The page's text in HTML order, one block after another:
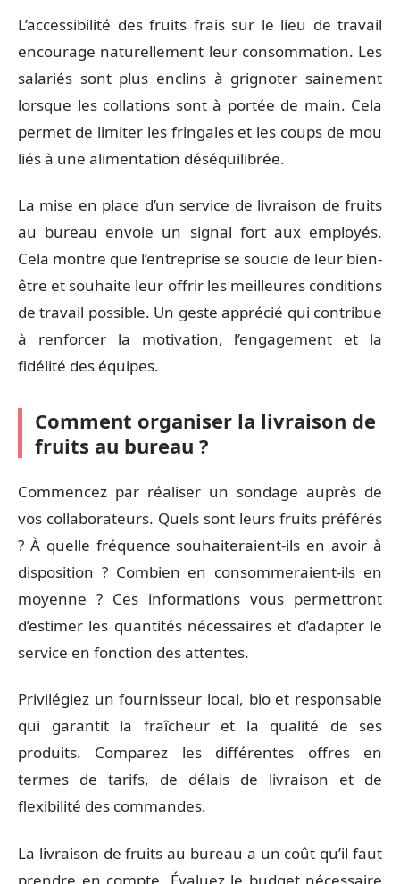
L’accessibilité des fruits frais sur le lieu de travail
encourage naturellement leur consommation. Les
salariés sont plus enclins à grignoter sainement
lorsque les collations sont à portée de main. Cela
permet de limiter les fringales et les coups de mou
liés à une alimentation déséquilibrée.
La mise en place d’un service de livraison de fruits
au bureau envoie un signal fort aux employés.
Cela montre que l’entreprise se soucie de leur bien-
être et souhaite leur offrir les meilleures conditions
de travail possible. Un geste apprécié qui contribue
à renforcer la motivation, l’engagement et la
fidélité des équipes.
Comment organiser la livraison de
fruits au bureau ?
Commencez par réaliser un sondage auprès de
vos collaborateurs. Quels sont leurs fruits préférés
? À quelle fréquence souhaiteraient-ils en avoir à
disposition ? Combien en consommeraient-ils en
moyenne ? Ces informations vous permettront
d’estimer les quantités nécessaires et d’adapter le
service en fonction des attentes.
Privilégiez un fournisseur local, bio et responsable
qui garantit la fraîcheur et la qualité de ses
produits. Comparez les différentes offres en
termes de tarifs, de délais de livraison et de
flexibilité des commandes.
La livraison de fruits au bureau a un coût qu’il faut
prendre en compte. Évaluez le budget nécessaire